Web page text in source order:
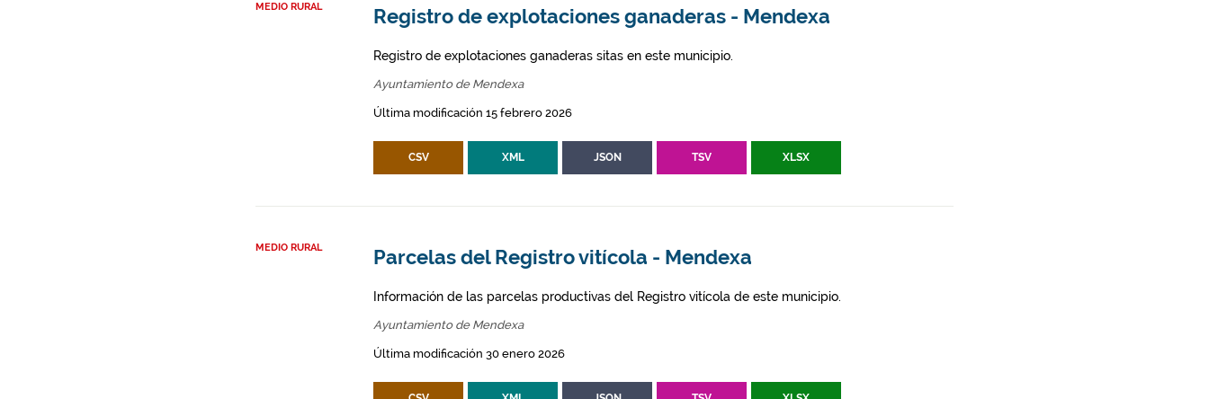
MEDIO RURAL Registro de explotaciones ganaderas - Mendexa
Registro de explotaciones ganaderas sitas en este municipio.
Ayuntamiento de Mendexa
Última modificación 15 febrero 2026
CSV XML JSON TSV XLSX
MEDIO RURAL Parcelas del Registro vitícola - Mendexa
Información de las parcelas productivas del Registro vitícola de este municipio.
Ayuntamiento de Mendexa
Última modificación 30 enero 2026